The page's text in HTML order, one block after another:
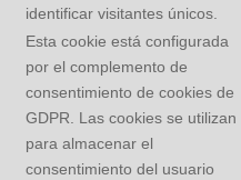
identificar visitantes únicos.
Esta cookie está configurada
por el complemento de
consentimiento de cookies de
GDPR. Las cookies se utilizan
para almacenar el
consentimiento del usuario